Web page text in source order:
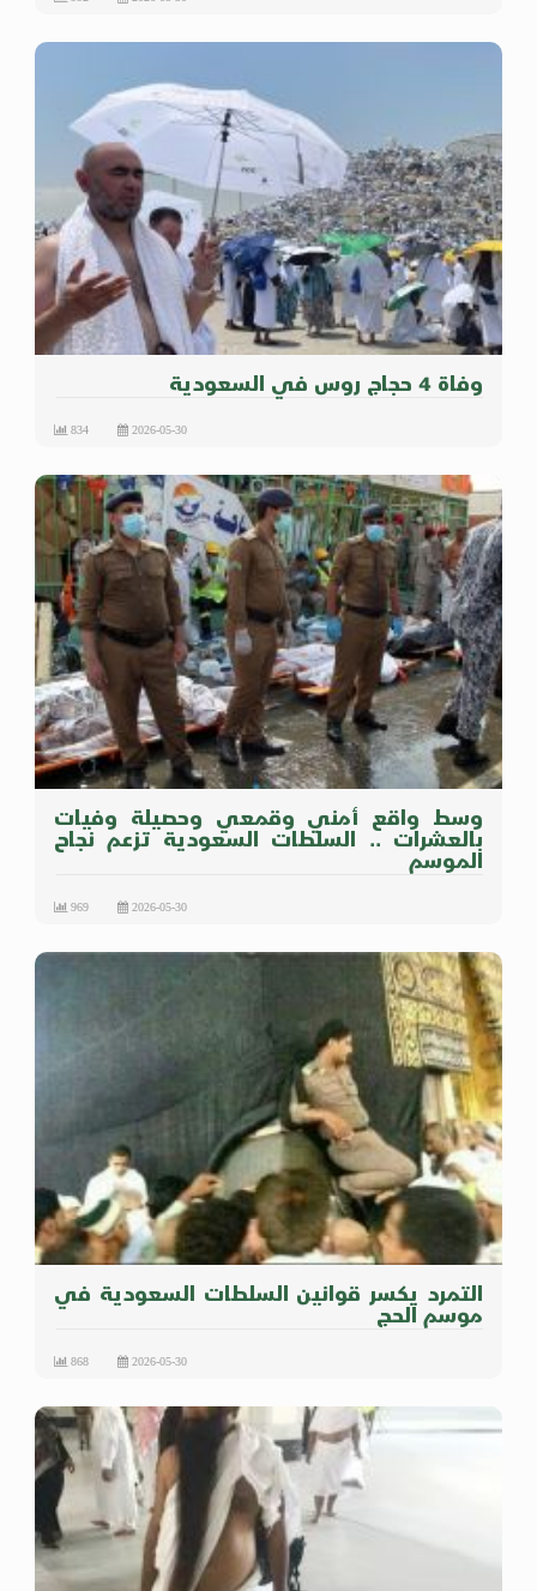
وفاة 4 حجاج روس في السعودية
2026-05-30
834
وسط واقع أمني وقمعي وحصيلة وفيات
بالعشرات .. السلطات السعودية تزعم نجاح
الموسم
2026-05-30
969
التمرد يكسر قوانين السلطات السعودية في
موسم الحج
2026-05-30
868